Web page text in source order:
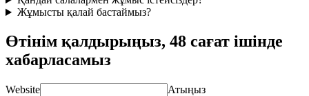
Жұмысты қалай бастаймыз?
Өтінім қалдырыңыз, 48 сағат ішінде
хабарласамыз
Website
Атыңыз